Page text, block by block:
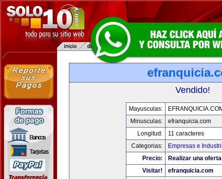
Vendido!
Mayusculas:
Minusculas:
efranquicia.com
Longitud:
11 caracteres
Categorias:
Empresas e
Precio:
Realizar una
Visitar!
efranquicia.com